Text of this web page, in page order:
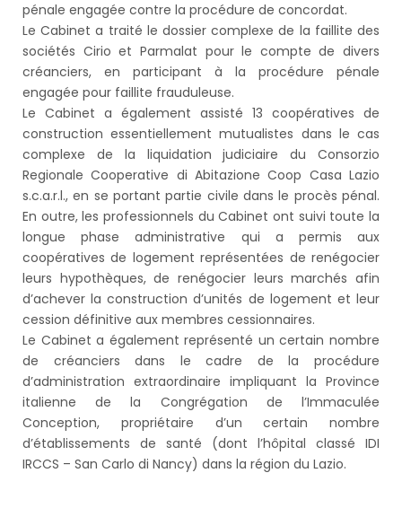
pénale engagée contre la procédure de concordat.
Le Cabinet a traité le dossier complexe de la faillite des
sociétés Cirio et Parmalat pour le compte de divers
créanciers, en participant à la procédure pénale
engagée pour faillite frauduleuse.
Le Cabinet a également assisté 13 coopératives de
construction essentiellement mutualistes dans le cas
complexe de la liquidation judiciaire du Consorzio
Regionale Cooperative di Abitazione Coop Casa Lazio
s.c.a.r.l., en se portant partie civile dans le procès pénal.
En outre, les professionnels du Cabinet ont suivi toute la
longue phase administrative qui a permis aux
coopératives de logement représentées de renégocier
leurs hypothèques, de renégocier leurs marchés afin
d’achever la construction d’unités de logement et leur
cession définitive aux membres cessionnaires.
Le Cabinet a également représenté un certain nombre
de créanciers dans le cadre de la procédure
d’administration extraordinaire impliquant la Province
italienne de la Congrégation de l’Immaculée
Conception, propriétaire d’un certain nombre
d’établissements de santé (dont l’hôpital classé IDI
IRCCS – San Carlo di Nancy) dans la région du Lazio.